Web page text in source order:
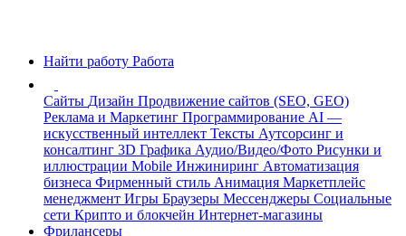
Найти работу Работа
Сайты Дизайн Продвижение сайтов (SEO, GEO)
Реклама и Маркетинг Программирование AI —
искусственный интеллект Тексты Аутсорсинг и
консалтинг 3D Графика Аудио/Видео/Фото Рисунки и
иллюстрации Mobile Инжиниринг Автоматизация
бизнеса Фирменный стиль Анимация Маркетплейс
менеджмент Игры Браузеры Мессенджеры Социальные
сети Крипто и блокчейн Интернет-магазины
Фрилансеры